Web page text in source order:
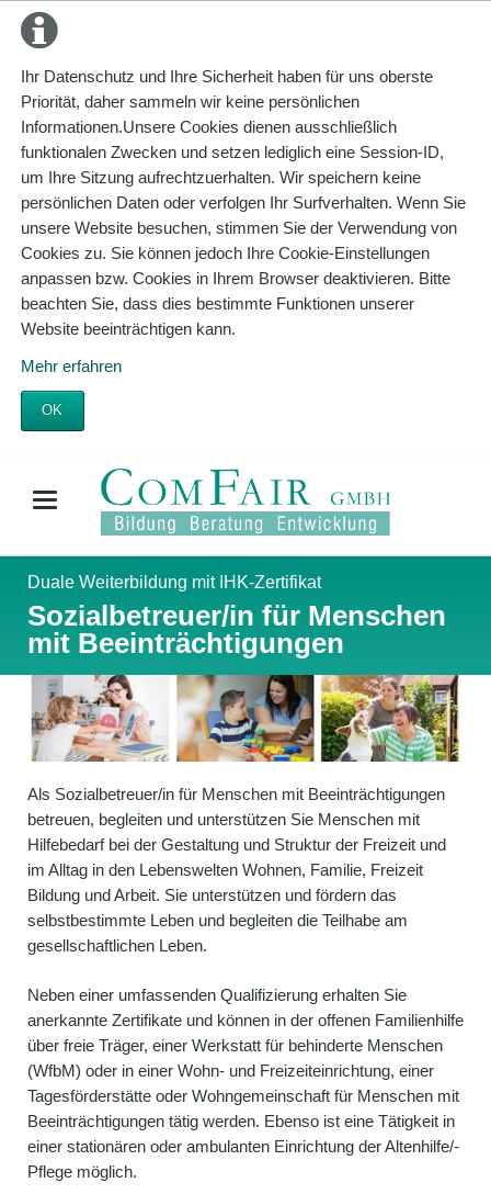
Ihr Datenschutz und Ihre Sicherheit haben für uns oberste
Priorität, daher sammeln wir keine persönlichen
Informationen.Unsere Cookies dienen ausschließlich
funktionalen Zwecken und setzen lediglich eine Session-ID,
um Ihre Sitzung aufrechtzuerhalten. Wir speichern keine
persönlichen Daten oder verfolgen Ihr Surfverhalten. Wenn Sie
unsere Website besuchen, stimmen Sie der Verwendung von
Cookies zu. Sie können jedoch Ihre Cookie-Einstellungen
anpassen bzw. Cookies in Ihrem Browser deaktivieren. Bitte
beachten Sie, dass dies bestimmte Funktionen unserer
Website beeinträchtigen kann.
Mehr erfahren
OK
Duale Weiterbildung mit IHK-Zertifikat
Sozialbetreuer/in für Menschen
mit Beeinträchtigungen
Als Sozialbetreuer/in für Menschen mit Beeinträchtigungen
betreuen, begleiten und unterstützen Sie Menschen mit
Hilfebedarf bei der Gestaltung und Struktur der Freizeit und
im Alltag in den Lebenswelten Wohnen, Familie, Freizeit
Bildung und Arbeit. Sie unterstützen und fördern das
selbstbestimmte Leben und begleiten die Teilhabe am
gesellschaftlichen Leben.
Neben einer umfassenden Qualifizierung erhalten Sie
anerkannte Zertifikate und können in der offenen Familienhilfe
über freie Träger, einer Werkstatt für behinderte Menschen
(WfbM) oder in einer Wohn- und Freizeiteinrichtung, einer
Tagesförderstätte oder Wohngemeinschaft für Menschen mit
Beeinträchtigungen tätig werden. Ebenso ist eine Tätigkeit in
einer stationären oder ambulanten Einrichtung der Altenhilfe/-
Pflege möglich.